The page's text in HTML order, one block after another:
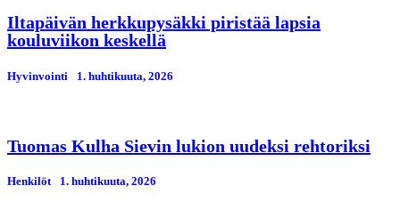
Iltapäivän herkkupysäkki piristää lapsia
kouluviikon keskellä
Hyvinvointi 1. huhtikuuta, 2026
Tuomas Kulha Sievin lukion uudeksi rehtoriksi
Henkilöt 1. huhtikuuta, 2026